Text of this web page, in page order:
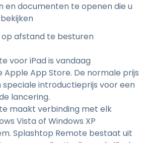
en documenten te openen die u
op afstand te besturen
voor iPad is vandaag
Apple App Store. De normale prijs
speciale introductieprijs voor een
lancering.
maakt verbinding met elk
Vista of Windows XP
Splashtop Remote bestaat uit